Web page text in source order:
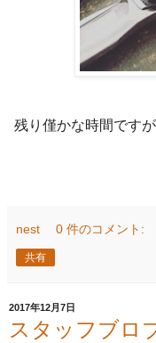
残り僅かな時間です
nest 0 件のコメント:
共有
2017年12月7日
スタッフブロ